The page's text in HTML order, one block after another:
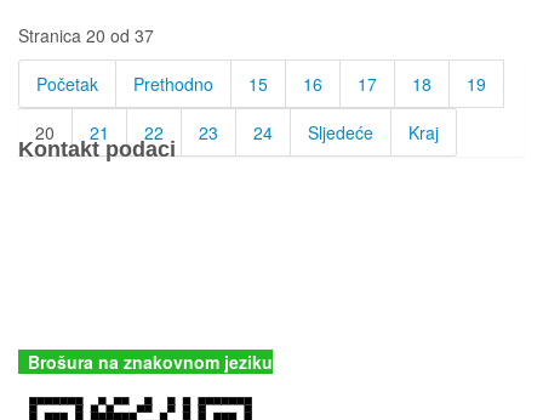
Stranica 20 od 37
Početak
Prethodno 15 16 17 18
19
20
21 22 23 24 Sljedeće Kraj
Kontakt podaci
Brošura na znakovnom jeziku